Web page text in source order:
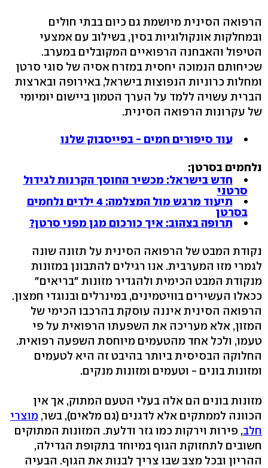
הרפואה הסינית מיושמת גם כיום בבתי חולים
ובמחלקות אונקולוגיות בסין, בשילוב עם אמצעי
הטיפול והאבחנה הרפואיים המקובלים במערב.
שכיחותם הנמוכה יחסית במזרח אסיה של סוגי סרטן
ומחלות כרוניות הנפוצות בישראל, באירופה ובארצות
הברית עשויה ללמד על הערך הטמון ביישום יומיומי
של עקרונות הרפואה הסינית.
עוד סיפורים חמים - בפייסבוק שלנו
נלחמים בסרטן:
חדש בישראל: מכשיר החוסך הקרנות לגידול
סרטני
תיעוד מרגש מול המצלמה: 4 ילדים נלחמים
בסרטן
תרופה בצהוב: איך כורכום מגן מפני סרטן?
נקודת המבט של הרפואה הסינית על תזונה שונה
לגמרי מזו המערבית. אנו רגילים להתבונן במזונות
מנקודת המבט הכימית ולהגדיר מזונות "בריאים"
ככאלו העשירים בוויטמינים, במינרלים ובנוגדי חמצון.
הרפואה הסינית איננה עוסקת בהרכבו הכימי של
המזון, אלא מעריכה את השפעתו הרפואית על פי
טעמו, ולכל אחד מהטעמים מיוחסת השפעה רפואית.
החלוקה הבסיסית ביותר בהיבט זה היא לטעמים
ומזונות בונים - וטעמים ומזונות מנקים.
מזונות בונים הם אלה בעלי הטעם המתוק, אך אין
הכוונה לממתקים אלא לדגנים (גם מלאים), בשר, מוצרי
חלב, פירות וירקות כמו גזר ודלעת. המזונות המתוקים
חשובים לתחזוקת הגוף במיוחד בתקופת הגדילה,
ההריון ובכל מצב שבו צריך לבנות את הגוף. הבעיה